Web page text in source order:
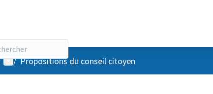
Menu utilisateur
/ Propositions du conseil citoyen